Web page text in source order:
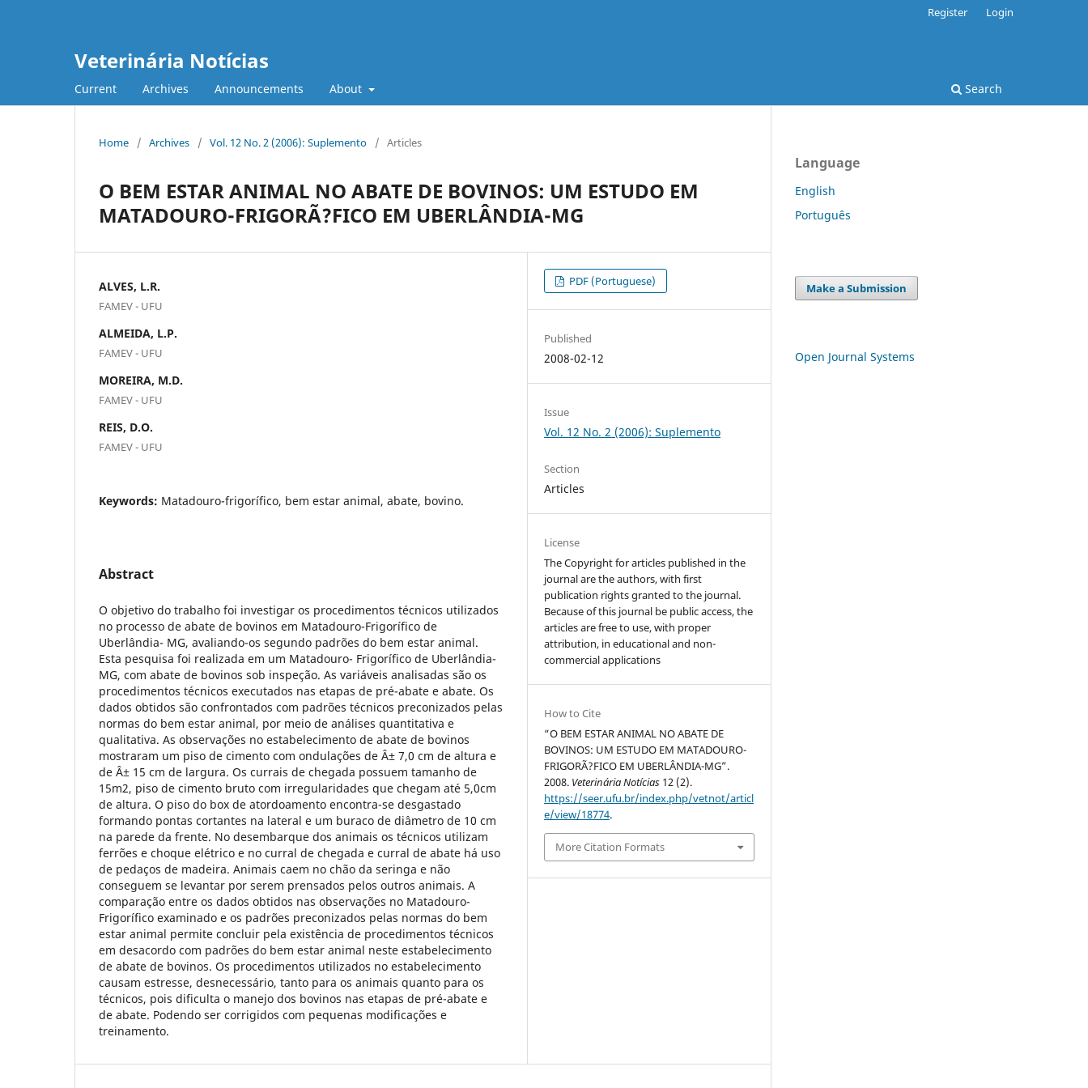
Veterinária Notícias
Current Archives Announcements About Search
Register Login
Home / Archives / Vol. 12 No. 2 (2006): Suplemento / Articles
O BEM ESTAR ANIMAL NO ABATE DE BOVINOS: UM ESTUDO EM
MATADOURO-FRIGORÃ?FICO EM UBERLÂNDIA-MG
ALVES, L.R.
FAMEV - UFU
ALMEIDA, L.P.
FAMEV - UFU
MOREIRA, M.D.
FAMEV - UFU
REIS, D.O.
FAMEV - UFU
Keywords: Matadouro-frigorífico, bem estar animal, abate, bovino.
Abstract
O objetivo do trabalho foi investigar os procedimentos técnicos utilizados
no processo de abate de bovinos em Matadouro-Frigorífico de
Uberlândia- MG, avaliando-os segundo padrões do bem estar animal.
Esta pesquisa foi realizada em um Matadouro- Frigorífico de Uberlândia-
MG, com abate de bovinos sob inspeção. As variáveis analisadas são os
procedimentos técnicos executados nas etapas de pré-abate e abate. Os
dados obtidos são confrontados com padrões técnicos preconizados pelas
normas do bem estar animal, por meio de análises quantitativa e
qualitativa. As observações no estabelecimento de abate de bovinos
mostraram um piso de cimento com ondulações de Â± 7,0 cm de altura e
de Â± 15 cm de largura. Os currais de chegada possuem tamanho de
15m2, piso de cimento bruto com irregularidades que chegam até 5,0cm
de altura. O piso do box de atordoamento encontra-se desgastado
formando pontas cortantes na lateral e um buraco de diâmetro de 10 cm
na parede da frente. No desembarque dos animais os técnicos utilizam
ferrões e choque elétrico e no curral de chegada e curral de abate há uso
de pedaços de madeira. Animais caem no chão da seringa e não
conseguem se levantar por serem prensados pelos outros animais. A
comparação entre os dados obtidos nas observações no Matadouro-
Frigorífico examinado e os padrões preconizados pelas normas do bem
estar animal permite concluir pela existência de procedimentos técnicos
em desacordo com padrões do bem estar animal neste estabelecimento
de abate de bovinos. Os procedimentos utilizados no estabelecimento
causam estresse, desnecessário, tanto para os animais quanto para os
técnicos, pois dificulta o manejo dos bovinos nas etapas de pré-abate e
de abate. Podendo ser corrigidos com pequenas modificações e
treinamento.
PDF (Portuguese)
Published
2008-02-12
Issue
Vol. 12 No. 2 (2006): Suplemento
Section
Articles
License
The Copyright for articles published in the
journal are the authors, with first
publication rights granted to the journal.
Because of this journal be public access, the
articles are free to use, with proper
attribution, in educational and non-
commercial applications
How to Cite
“O BEM ESTAR ANIMAL NO ABATE DE
BOVINOS: UM ESTUDO EM MATADOURO-
FRIGORÃ?FICO EM UBERLÂNDIA-MG”.
2008. Veterinária Notícias 12 (2).
https://seer.ufu.br/index.php/vetnot/articl
e/view/18774.
More Citation Formats
Language
English
Português
Make a Submission
Open Journal Systems